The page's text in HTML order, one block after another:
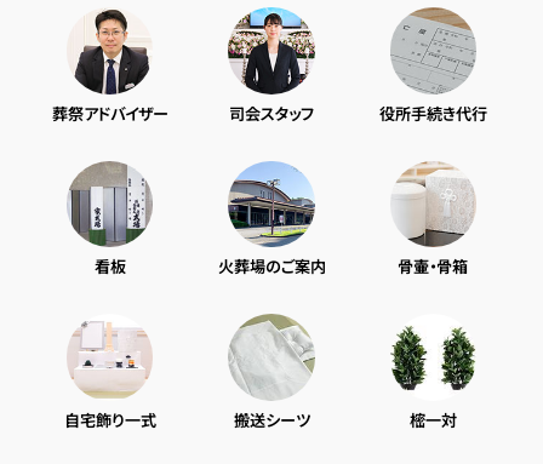
葬祭アドバイザー 司会スタッフ 役所手続き代行
看板 火葬場のご案内 骨壷・骨箱
自宅飾り一式 搬送シーツ 樒一対